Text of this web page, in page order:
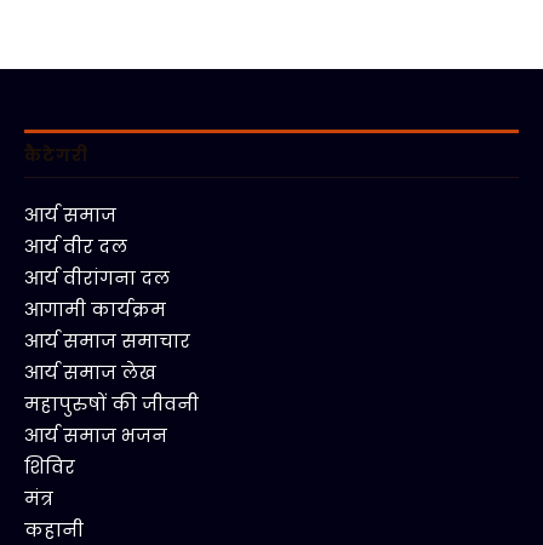
कैटेगरी
आर्य समाज
आर्य वीर दल
आर्य वीरांगना दल
आगामी कार्यक्रम
आर्य समाज समाचार
आर्य समाज लेख
महापुरुषों की जीवनी
आर्य समाज भजन
शिविर
मंत्र
कहानी